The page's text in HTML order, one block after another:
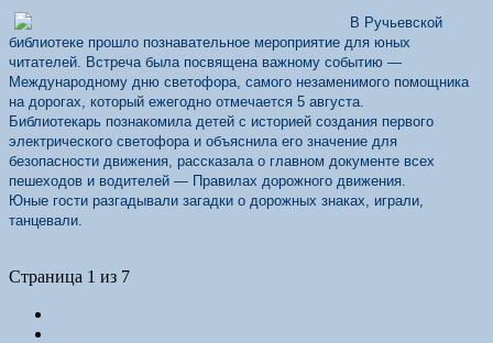
В Ручьевской
библиотеке прошло познавательное мероприятие для юных
читателей. Встреча была посвящена важному событию —
Международному дню светофора, самого незаменимого помощника
на дорогах, который ежегодно отмечается 5 августа.
Библиотекарь познакомила детей с историей создания первого
электрического светофора и объяснила его значение для
безопасности движения, рассказала о главном документе всех
пешеходов и водителей — Правилах дорожного движения.
Юные гости разгадывали загадки о дорожных знаках, играли,
танцевали.
Страница 1 из 7